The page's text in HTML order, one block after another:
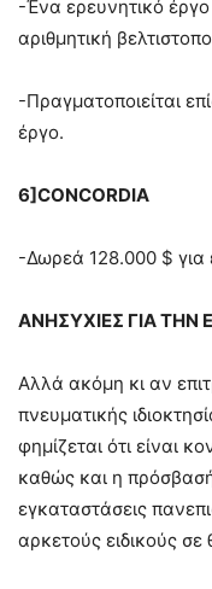
-Ένα ερευνητικό έργο
αριθμητική
-Πραγματοποιείται
έργο.
6]CONCORDIA
-Δωρεά 128.000 $ για
ΑΝΗΣΥΧΙΕΣ ΓΙΑ ΤΗΝ
Αλλά ακόμη κι αν
πνευματικής
φημίζεται ότι είναι
καθώς και η
εγκαταστάσεις
αρκετούς ειδικούς